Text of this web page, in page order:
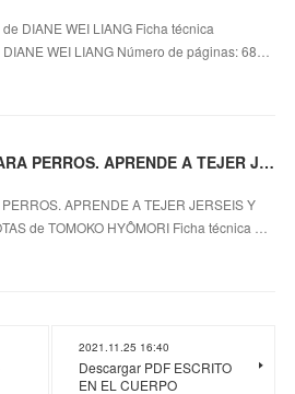
DIANE WEI LIANG Ficha técnica
WEI LIANG Número de páginas: 68…
PRENDAS DE PUNTO PARA PERROS. APRENDE A TEJER JERSEIS Y ACCESORIOS PARA MASCOTAS leer pdf
APRENDE A TEJER JERSEIS Y
de TOMOKO HYÔMORI Ficha técnica …
2021.11.25 16:40
Descargar PDF ESCRITO
EN EL CUERPO